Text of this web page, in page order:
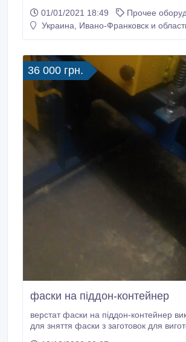
листов / час. Полиграфическое оборудование
находится в идеальном состоянии. Цена -
01/01/2021 18:49
Прочее
Украина, Ивано-Франковск и
36 000 грн.
фаски на піддон-контейнер
верстат фаски на піддон-контейнер
для зняття фаски з заготовок для